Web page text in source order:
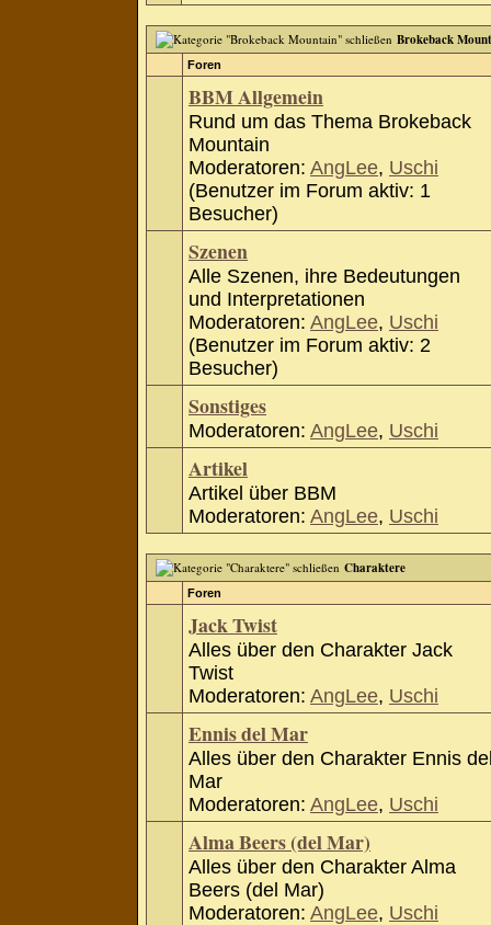
Brokeback
Foren
BBM Allgemein
Rund um das Thema Brokeback
Mountain
Moderatoren: AngLee, Uschi
(Benutzer im Forum aktiv: 1
Besucher)
Szenen
Alle Szenen, ihre Bedeutungen
und Interpretationen
Moderatoren: AngLee, Uschi
(Benutzer im Forum aktiv: 2
Besucher)
Sonstiges
Moderatoren: AngLee, Uschi
Artikel
Artikel über BBM
Moderatoren: AngLee, Uschi
Charaktere
Foren
Jack Twist
Alles über den Charakter Jack
Twist
Moderatoren: AngLee, Uschi
Ennis del Mar
Alles über den Charakter Ennis
Mar
Moderatoren: AngLee, Uschi
Alma Beers (del Mar)
Alles über den Charakter Alma
Beers (del Mar)
Moderatoren: AngLee, Uschi